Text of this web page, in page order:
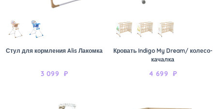
Стул для кормления Alis Лакомка
3 099 ₽
Кровать Indigo My Dream/ колесо-
качалка
4 699 ₽